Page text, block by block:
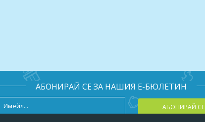
АБОНИРАЙ СЕ ЗА НАШИЯ Е-БЮЛЕТИН
АБОНИРАЙ СЕ